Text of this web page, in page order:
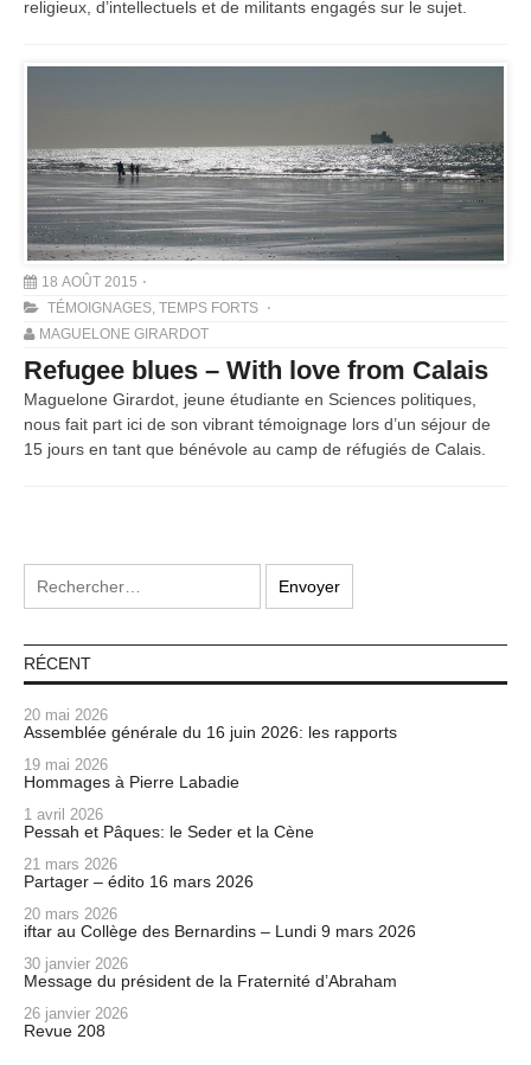
religieux, d’intellectuels et de militants engagés sur le sujet.
18 AOÛT 2015
TÉMOIGNAGES, TEMPS FORTS
MAGUELONE GIRARDOT
Refugee blues – With love from Calais
Maguelone Girardot, jeune étudiante en Sciences politiques,
nous fait part ici de son vibrant témoignage lors d’un séjour de
15 jours en tant que bénévole au camp de réfugiés de Calais.
RÉCENT
20 mai 2026
Assemblée générale du 16 juin 2026: les rapports
19 mai 2026
Hommages à Pierre Labadie
1 avril 2026
Pessah et Pâques: le Seder et la Cène
21 mars 2026
Partager – édito 16 mars 2026
20 mars 2026
iftar au Collège des Bernardins – Lundi 9 mars 2026
30 janvier 2026
Message du président de la Fraternité d’Abraham
26 janvier 2026
Revue 208